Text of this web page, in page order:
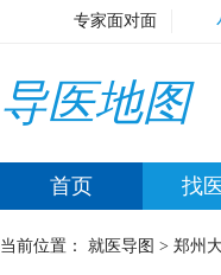
专家面对面
导医地图
首页 找
当前位置： 就医导图 > 郑州